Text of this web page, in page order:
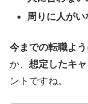
周りに人が
今までの転職よう
か、 想定したキ
ントですね。